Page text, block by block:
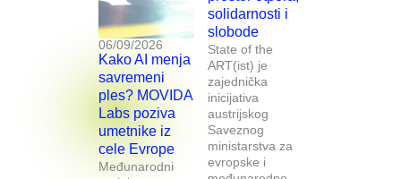
06/09/2026
Kako AI menja
savremeni
ples? MOVIDA
Labs poziva
umetnike iz
cele Evrope
Međunarodni
solidarnosti i
slobode
State of the
ART(ist) je
zajednička
inicijativa
austrijskog
Saveznog
ministarstva za
evropske i